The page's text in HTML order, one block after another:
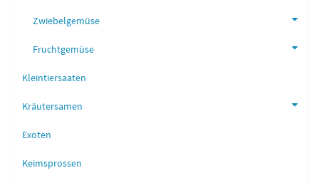
Zwiebelgemüse
Fruchtgemüse
Kleintiersaaten
Kräutersamen
Exoten
Keimsprossen